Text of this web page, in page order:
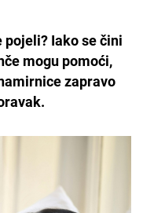
pojeli? Iako se čini
mogu pomoći,
zapravo